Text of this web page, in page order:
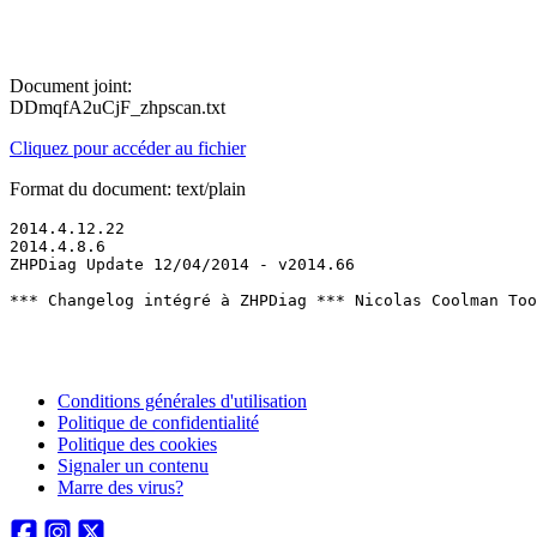
Document joint:
DDmqfA2uCjF_zhpscan.txt
Cliquez pour accéder au fichier
Format du document: text/plain
2014.4.12.22
2014.4.8.6
ZHPDiag Update 12/04/2014 - v2014.66
*** Changelog intégré à ZHPDiag *** Nicolas Coolman
Conditions générales d'utilisation
Politique de confidentialité
Politique des cookies
Signaler un contenu
Marre des virus?